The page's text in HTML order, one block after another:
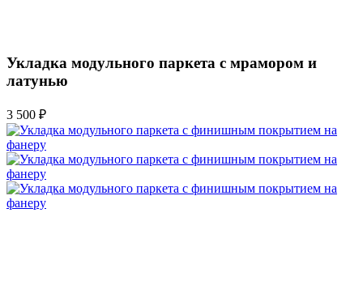
Укладка модульного паркета с мрамором и
латунью
3 500 ₽